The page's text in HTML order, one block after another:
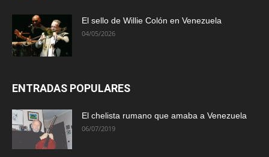
El sello de Willie Colón en Venezuela
04/05/2026
ENTRADAS POPULARES
El chelista rumano que amaba a Venezuela
06/07/2019